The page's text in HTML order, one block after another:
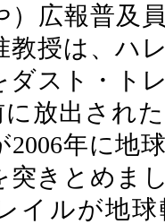
）広報普及
教授は、ハ
ダスト・ト
に放出され
2006年に地
突きとめま
イルが地